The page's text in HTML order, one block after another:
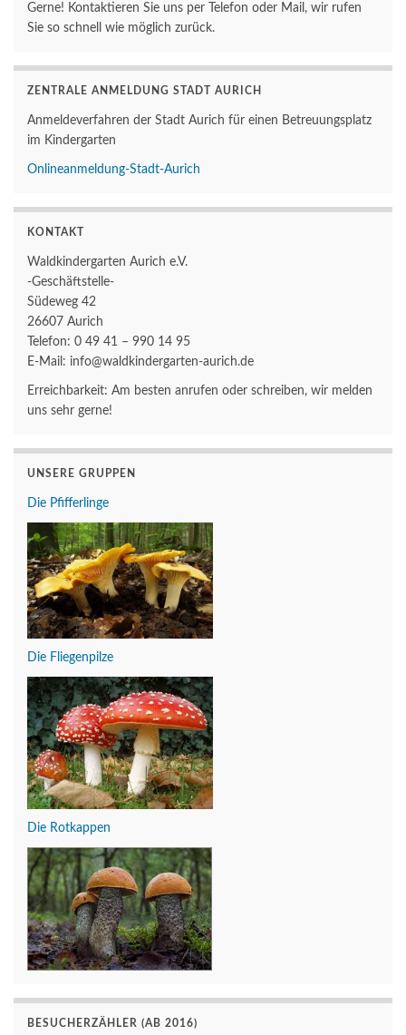
Gerne! Kontaktieren Sie uns per Telefon oder Mail, wir rufen
Sie so schnell wie möglich zurück.
ZENTRALE ANMELDUNG STADT AURICH
Anmeldeverfahren der Stadt Aurich für einen Betreuungsplatz
im Kindergarten
Onlineanmeldung-Stadt-Aurich
KONTAKT
Waldkindergarten Aurich e.V.
-Geschäftstelle-
Südeweg 42
26607 Aurich
Telefon: 0 49 41 – 990 14 95
E-Mail: info@waldkindergarten-aurich.de
Erreichbarkeit: Am besten anrufen oder schreiben, wir melden
uns sehr gerne!
UNSERE GRUPPEN
Die Pfifferlinge
Die Fliegenpilze
Die Rotkappen
BESUCHERZÄHLER (AB 2016)